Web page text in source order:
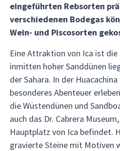
eingeführten Rebsorten
verschiedenen Bodegas
Wein- und Piscosorten
Eine Attraktion von Ica ist die
inmitten hoher Sanddünen
der Sahara. In der
besonderes Abenteuer
die Wüstendünen und
auch das Dr. Cabrera
Hauptplatz von Ica befindet.
gravierte Steine mit Motiven